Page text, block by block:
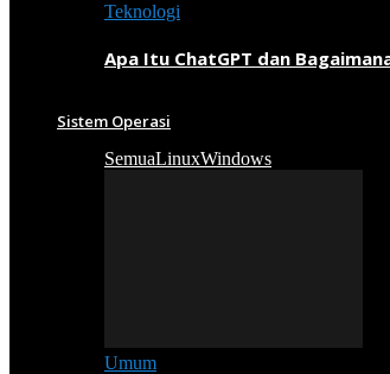
Teknologi
Apa Itu ChatGPT dan
Sistem Operasi
SemuaLinuxWindows
Umum